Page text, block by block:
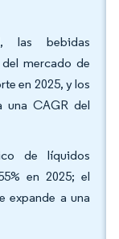
las bebidas
mercado de
en 2025, y los
una CAGR del
de líquidos
en 2025; el
expande a una